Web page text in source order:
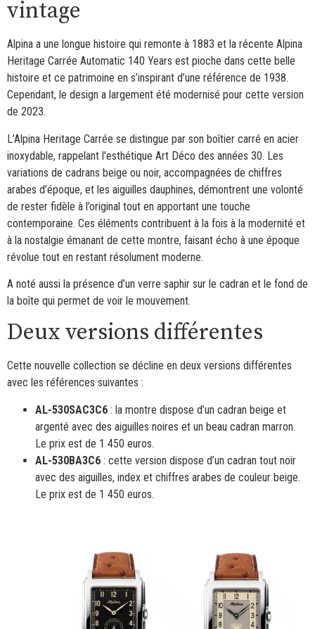
vintage
Alpina a une longue histoire qui remonte à 1883 et la récente Alpina
Heritage Carrée Automatic 140 Years est pioche dans cette belle
histoire et ce patrimoine en s’inspirant d’une référence de 1938.
Cependant, le design a largement été modernisé pour cette version
de 2023.
L’Alpina Heritage Carrée se distingue par son boîtier carré en acier
inoxydable, rappelant l’esthétique Art Déco des années 30. Les
variations de cadrans beige ou noir, accompagnées de chiffres
arabes d’époque, et les aiguilles dauphines, démontrent une volonté
de rester fidèle à l’original tout en apportant une touche
contemporaine. Ces éléments contribuent à la fois à la modernité et
à la nostalgie émanant de cette montre, faisant écho à une époque
révolue tout en restant résolument moderne.
A noté aussi la présence d’un verre saphir sur le cadran et le fond de
la boîte qui permet de voir le mouvement.
Deux versions différentes
Cette nouvelle collection se décline en deux versions différentes
avec les références suivantes :
AL-530SAC3C6 : la montre dispose d’un cadran beige et
argenté avec des aiguilles noires et un beau cadran marron.
Le prix est de 1 450 euros.
AL-530BA3C6 : cette version dispose d’un cadran tout noir
avec des aiguilles, index et chiffres arabes de couleur beige.
Le prix est de 1 450 euros.